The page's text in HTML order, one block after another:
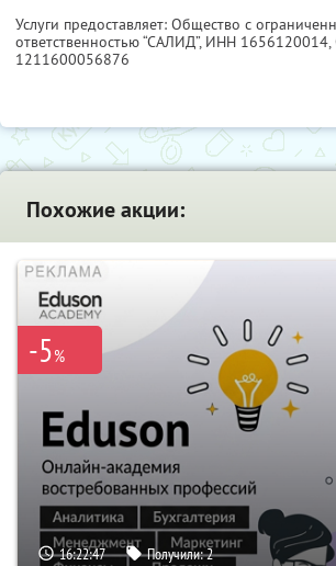
Услуги предоставляет: Общество с
ответственностью “САЛИД”, ИНН 1656120014,
1211600056876
Похожие акции:
-5%
16:22:46 Получили:2